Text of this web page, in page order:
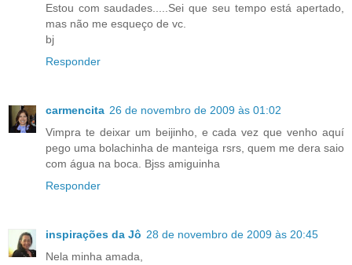
Estou com saudades.....Sei que seu tempo está apertado,
mas não me esqueço de vc.
bj
Responder
carmencita 26 de novembro de 2009 às 01:02
Vimpra te deixar um beijinho, e cada vez que venho aquí
pego uma bolachinha de manteiga rsrs, quem me dera saio
com água na boca. Bjss amiguinha
Responder
inspirações da Jô 28 de novembro de 2009 às 20:45
Nela minha amada,